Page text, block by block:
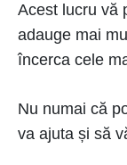
Acest lucru vă
adauge mai
încerca cele
Nu numai că
va ajuta și să